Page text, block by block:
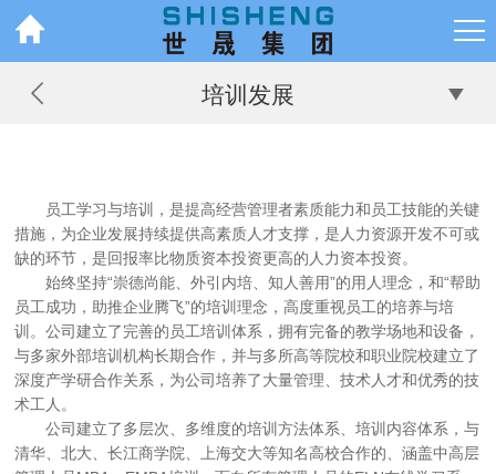
培训发展
员工学习与培训，是提高经营管理者素质能力和员工技能的关键
措施，为企业发展持续提供高素质人才支撑，是人力资源开发不可或
缺的环节，是回报率比物质资本投资更高的人力资本投资。
始终坚持“崇德尚能、外引内培、知人善用”的用人理念，和“帮助
员工成功，助推企业腾飞”的培训理念，高度重视员工的培养与培
训。公司建立了完善的员工培训体系，拥有完备的教学场地和设备，
与多家外部培训机构长期合作，并与多所高等院校和职业院校建立了
深度产学研合作关系，为公司培养了大量管理、技术人才和优秀的技
术工人。
公司建立了多层次、多维度的培训方法体系、培训内容体系，与
清华、北大、长江商学院、上海交大等知名高校合作的、涵盖中高层